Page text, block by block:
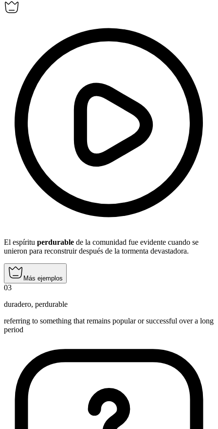
El espíritu perdurable de la comunidad fue evidente cuando se
unieron para reconstruir después de la tormenta devastadora.
Más ejemplos
03
duradero, perdurable
referring to something that remains popular or successful over a long
period